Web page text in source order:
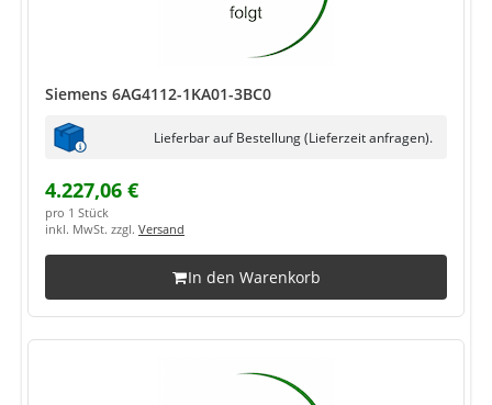
Siemens 6AG4112-1KA01-3BC0
Lieferbar auf Bestellung (Lieferzeit anfragen).
4.227,06 €
pro 1 Stück
inkl. MwSt. zzgl. Versand
In den Warenkorb